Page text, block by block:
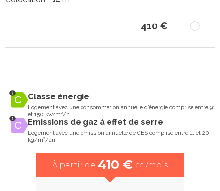
410 €
Classe énergie
Logement avec une consommation annuelle d’énergie comprise entre 91
et 150 kw/m²/h
Emissions de gaz à effet de serre
Logement avec une emission annuelle de GES comprise entre 11 et 20
kg/m²/an
À partir de 410 € cc /mois